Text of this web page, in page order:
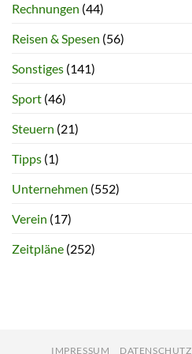
Rechnungen (44)
Reisen & Spesen (56)
Sonstiges (141)
Sport (46)
Steuern (21)
Tipps (1)
Unternehmen (552)
Verein (17)
Zeitpläne (252)
IMPRESSUM DATENSCHUTZ